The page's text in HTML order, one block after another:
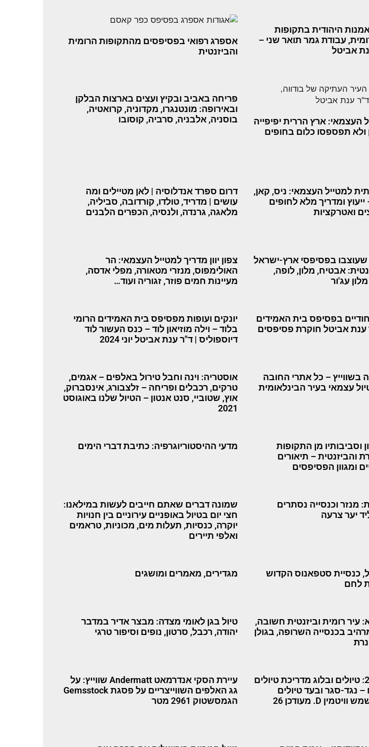
היהודית בתקופות
עבודת גמר תואר שני –
אספרג רפואי בפסיפסים מהתקופות הרומית
והביזנטית
העצמאי: ארץ הררית יפיפייה
ולא תפספסו כלום בחופים
פריחה באביב ובקיץ ועצים בארצות הבלקן
ובאירופה: מונטנגרו, מקדוניה, קרואטיה,
בוסניה, אלבניה, סרביה, קוסובו
למטייל העצמאי: ניס, קאן,
ייעוץ ומדריך מלא לחופים
ואטרקציות
דרום ספרד אנדלוסיה | לאן מטיילים ומה
עושים | מדריד, טולדו, קורדובה, סביליה,
מלאגה, גרנדה, ולנסיה, הכפרים הלבנים
שעוצבו בפסיפסי ארץ-ישראל
אבטיח, מלון, לופה,
עג'ור
צפון יוון מדריך למטייל העצמאי: הר
האולימפוס, מנזרי מטאורה, מפלי אדסה,
מעיינות חמים פוזר, זגוריה ועוד…
בפסיפס בית האמידים
ענת אביטל חוקרת פסיפסים
יונקים ועופות מפסיפס בית האמידים הרומי
בלוד – וילה מוזיאון לוד – כנס העשור לוד
דיוספוליס | ד"ר ענת אביטל יוני 2024
בשווייץ – כל אתרי החובה
עצמאי בעיר הבינלאומית
אוסטריה: וינה וחבל טירול באלפים – אגמים,
טרקים, רכבלים ופריחה – זלצבורג, אינסברוק,
אוץ, שטוביי, סנט אנטון – הטיול שלנו באוגוסט
2021
וסביבותיו מן התקופות
והביזנטית – תיאורים
ומגוון הפסיפסים
מדעי ההיסטוריוגרפיה: כתיבת דברי הימים
מנזר וכנסייה נסתרים
יער צרעה
שמונה דברים שאתם חייבים לעשות במילאנו:
חצי יום בטיול באופניים עירוניים בין חנויות
יוקרה, כנסיות, תעלות מים, מכוניות, טראמים
ואלפי תיירים
כנסיית סטפאנוס הקדוש
לחם
מגדירים, מאמרים ומושגים
עיר רומית וביזנטית חשובה,
בכנסייה השרופה, בגולן
טיול בגן לאומי מצדה: מבצר אדיר במדבר
יהודה, רכבל, סרטון, נופים וסיפור טרגי
יומן קורונה 2020: טיולים ובלוג מדריכת טיולים
– נגד-סגר ובעד טיולים
במרחב פתוח, שמש וויטמין D. מעודכן 26
עיירת הסקי אנדרמאט Andermatt שווייץ: על
גג האלפים השווייצריים על פסגת Gemsstock
הגמסשטוק 2961 מטר